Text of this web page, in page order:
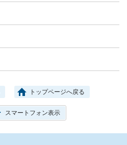
トップページへ戻る
スマートフォン表示